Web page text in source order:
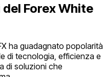
Forex White
ha guadagnato popolarità
di tecnologia, efficienza e
di soluzioni che